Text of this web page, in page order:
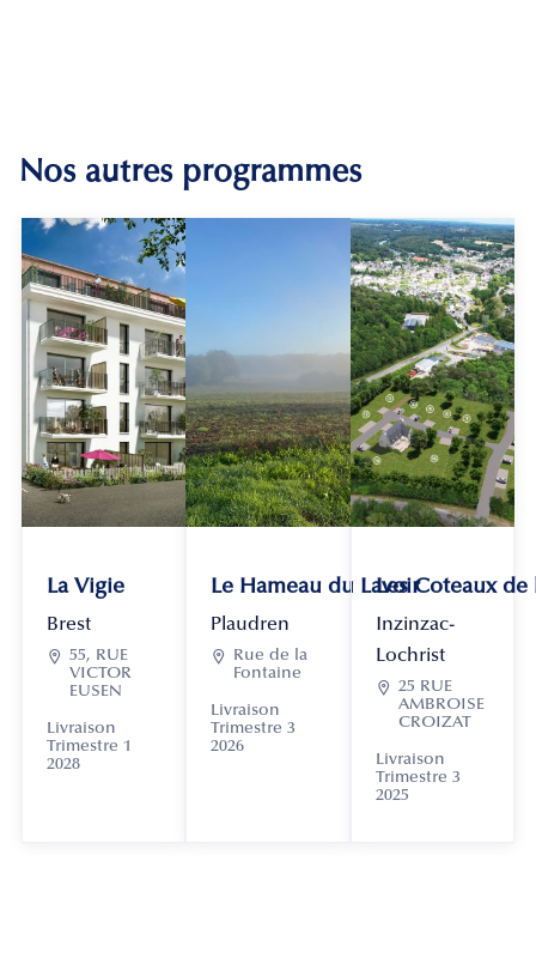
Nos autres programmes
La Vigie
Brest
 55, RUE
VICTOR
EUSEN
Livraison
Trimestre 1
2028
Le Hameau du Lavoir
Plaudren

Rue de la
Fontaine
Livraison
Trimestre 3
2026
Les Coteaux
Inzinzac-
Lochrist
 25 RUE
AMBROISE
CROIZAT
Livraison
Trimestre 3
2025